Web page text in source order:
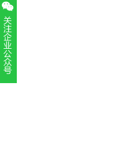
扫一扫，关注官方账号